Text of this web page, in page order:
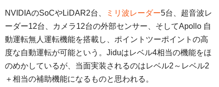
NVIDIAのSoCやLiDAR2台、 ミリ波レーダー5台、超音波レ
ーダー12台、カメラ12台の外部センサー、そしてApollo 自
動運転無人運転機能を搭載し、ポイントツーポイントの高
度な自動運転が可能という。Jiduはレベル4相当の機能をほ
のめかしているが、当面実装されるのはレベル2～レベル2
＋相当の補助機能になるものと思われる。